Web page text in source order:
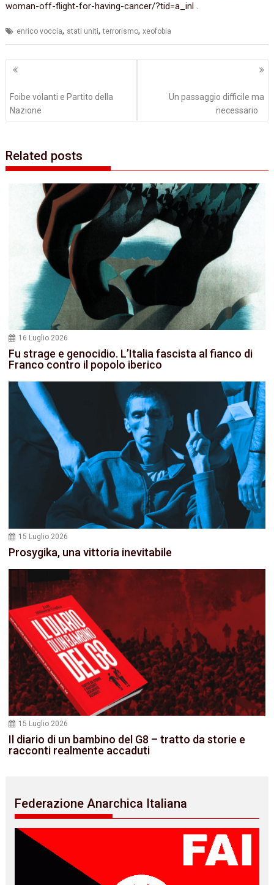
woman-off-flight-for-having-cancer/‭?‬tid=a_inl‭ ‬.
enrico voccia, stati uniti,terrorismo,xeofobia
Navigazione
Foibe volanti e ‬Partito della
Nazione
Un passaggio difficile ma
necessario
Related posts
16 Luglio 2026
Fu strage e genocidio. L’Italia fascista al fianco di
Franco contro il popolo iberico
15 Luglio 2026
Prosygika, una vittoria inevitabile
15 Luglio 2026
Il diario di un bambino del G8 – tratto da storie e
racconti realmente accaduti
Federazione Anarchica Italiana